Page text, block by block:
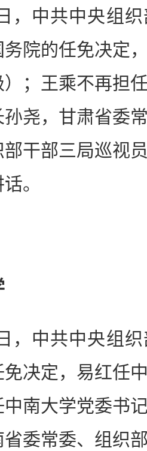
中共中央组织
院的任免决定
；王乘不再担
尧，甘肃省委
干部三局巡视
。
中共中央组织
决定，易红任
南大学党委书
委常委、组织